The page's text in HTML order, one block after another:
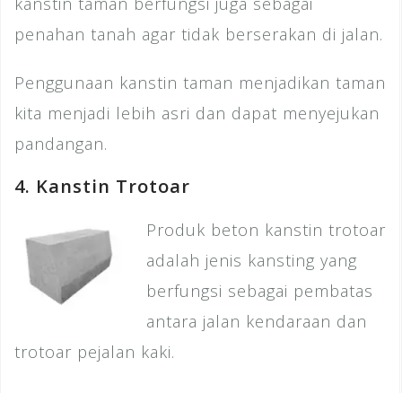
penahan tanah agar tidak berserakan di jalan.
Penggunaan kanstin taman menjadikan taman
kita menjadi lebih asri dan dapat menyejukan
pandangan.
4. Kanstin Trotoar
Produk beton kanstin trotoar
adalah jenis kansting yang
berfungsi sebagai pembatas
antara jalan kendaraan dan
trotoar pejalan kaki.